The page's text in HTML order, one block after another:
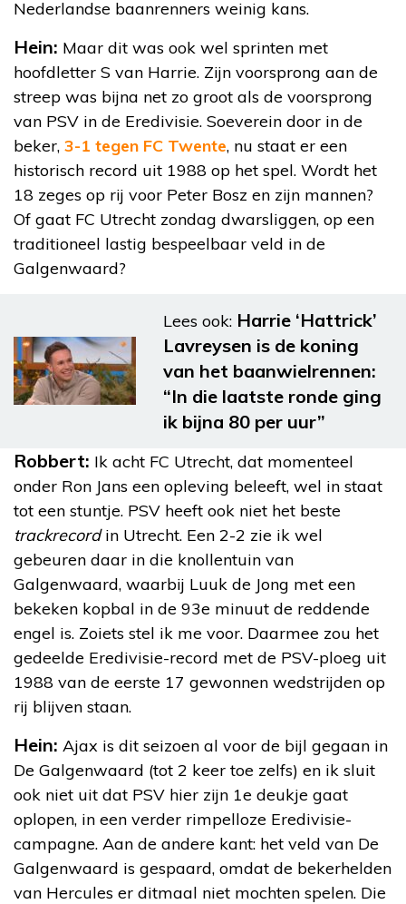
Nederlandse baanrenners weinig kans.
Hein: Maar dit was ook wel sprinten met
hoofdletter S van Harrie. Zijn voorsprong aan de
streep was bijna net zo groot als de voorsprong
van PSV in de Eredivisie. Soeverein door in de
beker, 3-1 tegen FC Twente, nu staat er een
historisch record uit 1988 op het spel. Wordt het
18 zeges op rij voor Peter Bosz en zijn mannen?
Of gaat FC Utrecht zondag dwarsliggen, op een
traditioneel lastig bespeelbaar veld in de
Galgenwaard?
Lees ook: Harrie ‘Hattrick’
Lavreysen is de koning
van het baanwielrennen:
“In die laatste ronde ging
ik bijna 80 per uur”
Robbert: Ik acht FC Utrecht, dat momenteel
onder Ron Jans een opleving beleeft, wel in staat
tot een stuntje. PSV heeft ook niet het beste
trackrecordin Utrecht. Een 2-2 zie ik wel
gebeuren daar in die knollentuin van
Galgenwaard, waarbij Luuk de Jong met een
bekeken kopbal in de 93e minuut de reddende
engel is. Zoiets stel ik me voor. Daarmee zou het
gedeelde Eredivisie-record met de PSV-ploeg uit
1988 van de eerste 17 gewonnen wedstrijden op
rij blijven staan.
Hein: Ajax is dit seizoen al voor de bijl gegaan in
De Galgenwaard (tot 2 keer toe zelfs) en ik sluit
ook niet uit dat PSV hier zijn 1e deukje gaat
oplopen, in een verder rimpelloze Eredivisie-
campagne. Aan de andere kant: het veld van De
Galgenwaard is gespaard, omdat de bekerhelden
van Hercules er ditmaal niet mochten spelen. Die